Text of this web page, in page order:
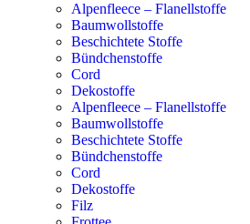
Alpenfleece – Flanellstoffe
Baumwollstoffe
Beschichtete Stoffe
Bündchenstoffe
Cord
Dekostoffe
Alpenfleece – Flanellstoffe
Baumwollstoffe
Beschichtete Stoffe
Bündchenstoffe
Cord
Dekostoffe
Filz